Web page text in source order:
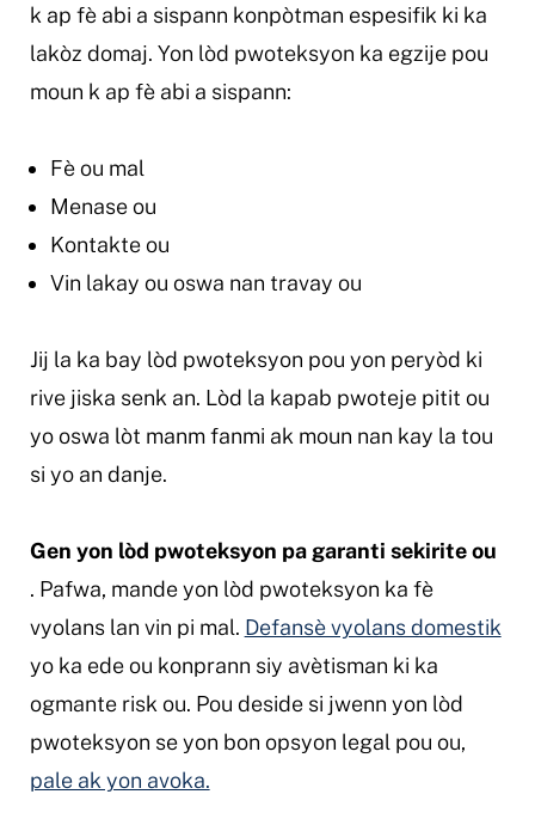
k ap fè abi a sispann konpòtman espesifik ki ka
lakòz domaj. Yon lòd pwoteksyon ka egzije pou
moun k ap fè abi a sispann:
Fè ou mal
Menase ou
Kontakte ou
Vin lakay ou oswa nan travay ou
Jij la ka bay lòd pwoteksyon pou yon peryòd ki
rive jiska senk an. Lòd la kapab pwoteje pitit ou
yo oswa lòt manm fanmi ak moun nan kay la tou
si yo an danje.
Gen yon lòd pwoteksyon pa garanti sekirite ou
. Pafwa, mande yon lòd pwoteksyon ka fè
vyolans lan vin pi mal. Defansè vyolans domestik
yo ka ede ou konprann siy avètisman ki ka
ogmante risk ou. Pou deside si jwenn yon lòd
pwoteksyon se yon bon opsyon legal pou ou,
pale ak yon avoka.